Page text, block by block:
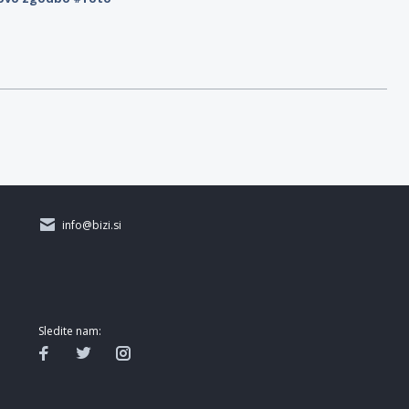
info@bizi.si
Sledite nam: